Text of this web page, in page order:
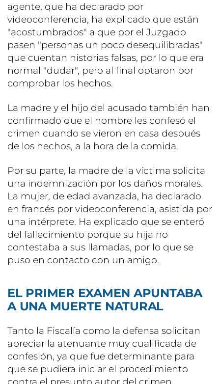
agente, que ha declarado por
videoconferencia, ha explicado que están
"acostumbrados" a que por el Juzgado
pasen "personas un poco desequilibradas"
que cuentan historias falsas, por lo que era
normal "dudar", pero al final optaron por
comprobar los hechos.
La madre y el hijo del acusado también han
confirmado que el hombre les confesó el
crimen cuando se vieron en casa después
de los hechos, a la hora de la comida.
Por su parte, la madre de la víctima solicita
una indemnización por los daños morales.
La mujer, de edad avanzada, ha declarado
en francés por videoconferencia, asistida por
una intérprete. Ha explicado que se enteró
del fallecimiento porque su hija no
contestaba a sus llamadas, por lo que se
puso en contacto con un amigo.
EL PRIMER EXAMEN APUNTABA
A UNA MUERTE NATURAL
Tanto la Fiscalía como la defensa solicitan
apreciar la atenuante muy cualificada de
confesión, ya que fue determinante para
que se pudiera iniciar el procedimiento
contra el presunto autor del crimen.